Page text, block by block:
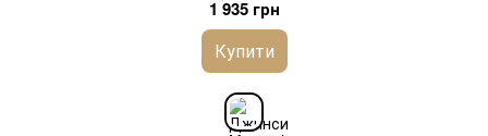
1 935 грн
Купити